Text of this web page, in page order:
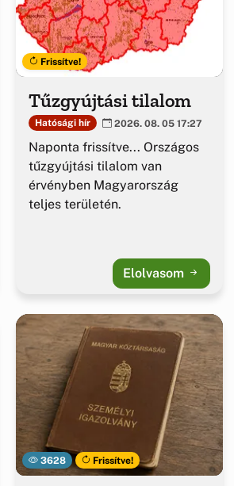
Frissítve!
Tűzgyújtási tilalom
Hatósági hír 2026. 08. 05 17:27
Naponta frissítve... Országos
tűzgyújtási tilalom van
érvényben Magyarország
teljes területén.
Elolvasom
3628 Frissítve!